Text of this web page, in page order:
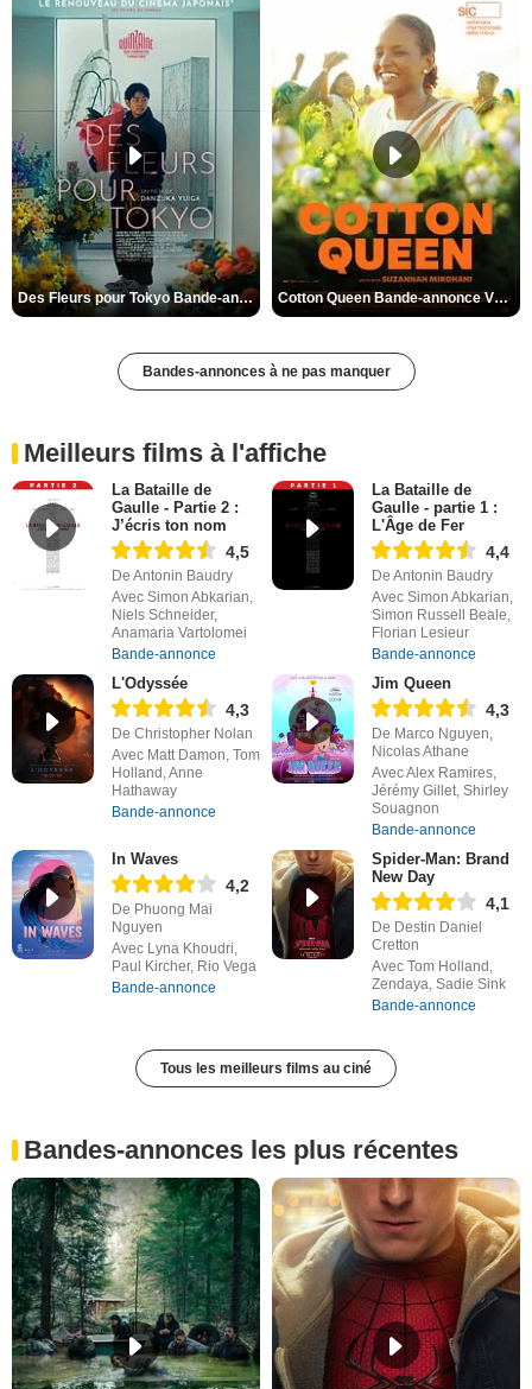
Des Fleurs pour Tokyo Bande-annonce VO STFR Cotton Queen Bande-annonce VO STFR
Bandes-annonces à ne pas manquer
Meilleurs films à l'affiche
La Bataille de
Gaulle - Partie 2 :
J’écris ton nom
4,5
De Antonin Baudry
Avec Simon Abkarian,
Niels Schneider,
Anamaria Vartolomei
Bande-annonce
La Bataille de
Gaulle - partie 1 :
L'Âge de Fer
4,4
De Antonin Baudry
Avec Simon Abkarian,
Simon Russell Beale,
Florian Lesieur
Bande-annonce
L'Odyssée
4,3
De Christopher Nolan
Avec Matt Damon, Tom
Holland, Anne
Hathaway
Bande-annonce
Jim Queen
4,3
De Marco Nguyen,
Nicolas Athane
Avec Alex Ramires,
Jérémy Gillet, Shirley
Souagnon
Bande-annonce
In Waves
4,2
De Phuong Mai
Nguyen
Avec Lyna Khoudri,
Paul Kircher, Rio Vega
Bande-annonce
Spider-Man: Brand
New Day
4,1
De Destin Daniel
Cretton
Avec Tom Holland,
Zendaya, Sadie Sink
Bande-annonce
Tous les meilleurs films au ciné
Bandes-annonces les plus récentes